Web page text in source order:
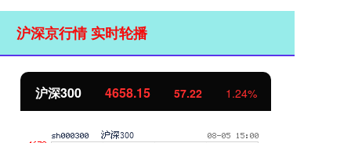
沪深京行情 实时轮播
北证50 1119.46 25.97 2.38%